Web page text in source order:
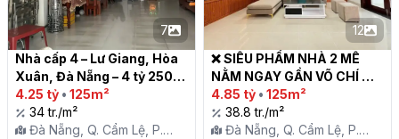
7
Nhà cấp 4 – Lư Giang, Hòa
Xuân, Đà Nẵng – 4 tỷ 250
4.25 tỷ • 125m²
34 tr./m²
Đà Nẵng, Q. Cẩm Lệ, P.
12
❌ SIÊU PHẨM NHÀ 2 MÊ
NẰM NGAY GẦN VÕ CHÍ
CÔNG, HOÀ XUÂN, ĐÀ
NẴNG.
4.85 tỷ • 125m²
38.8 tr./m²
Đà Nẵng, Q. Cẩm Lệ, P.